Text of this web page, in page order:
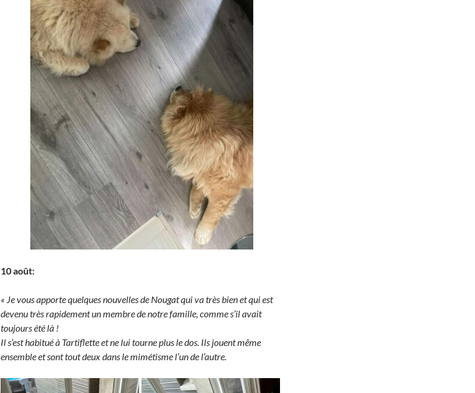
10 août:
« Je vous apporte quelques nouvelles de Nougat qui va très bien et qui est
devenu très rapidement un membre de notre famille, comme s’il avait
toujours été là !
Il s’est habitué à Tartiflette et ne lui tourne plus le dos. Ils jouent même
ensemble et sont tout deux dans le mimétisme l’un de l’autre.